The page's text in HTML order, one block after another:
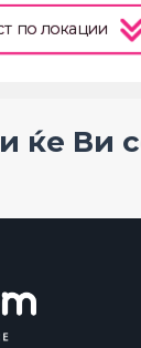
по локации
ќе Ви